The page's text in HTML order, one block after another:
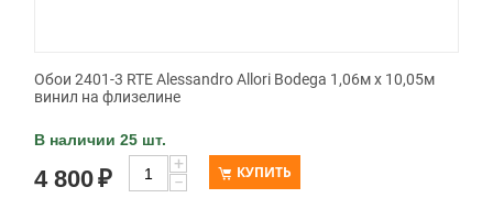
Обои 2401-3 RTE Alessandro Allori Bodega 1,06м х 10,05м
винил на флизелине
В наличии 25 шт.
4 800₽
+
−
КУПИТЬ